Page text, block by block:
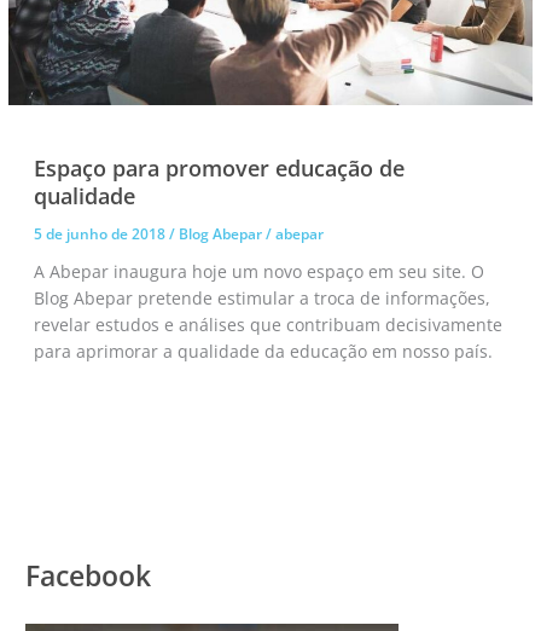
Espaço para promover educação de
qualidade
5 de junho de 2018/ Blog Abepar/abepar
A Abepar inaugura hoje um novo espaço em seu site. O
Blog Abepar pretende estimular a troca de informações,
revelar estudos e análises que contribuam decisivamente
para aprimorar a qualidade da educação em nosso país.
Facebook